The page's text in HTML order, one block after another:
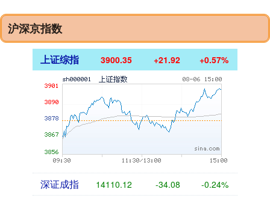
沪深京指数
上证综指 3900.35 +21.92 +0.57%
深证成指 14110.12 -34.08 -0.24%